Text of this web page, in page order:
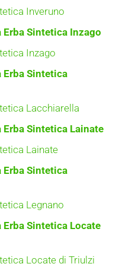
Inveruno
Erba Sintetica Inzago
Inzago
Erba Sintetica
Lacchiarella
Erba Sintetica Lainate
Lainate
Erba Sintetica
Legnano
Erba Sintetica Locate
Locate di Triulzi